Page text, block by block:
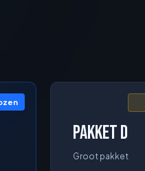
Pakket D
Groot pakket